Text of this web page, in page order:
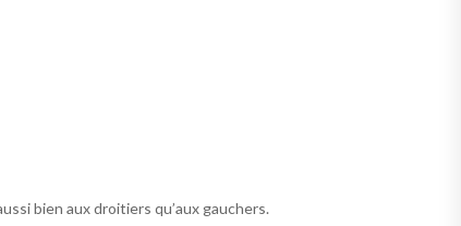
bien aux droitiers qu’aux gauchers.